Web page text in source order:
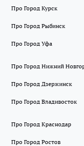
Про Город Курск
Про Город Рыбинск
Про Город Уфа
Про Город Нижний
Про Город Дзержинск
Про Город Владивосток
Про Город Краснодар
Про Город Ростов